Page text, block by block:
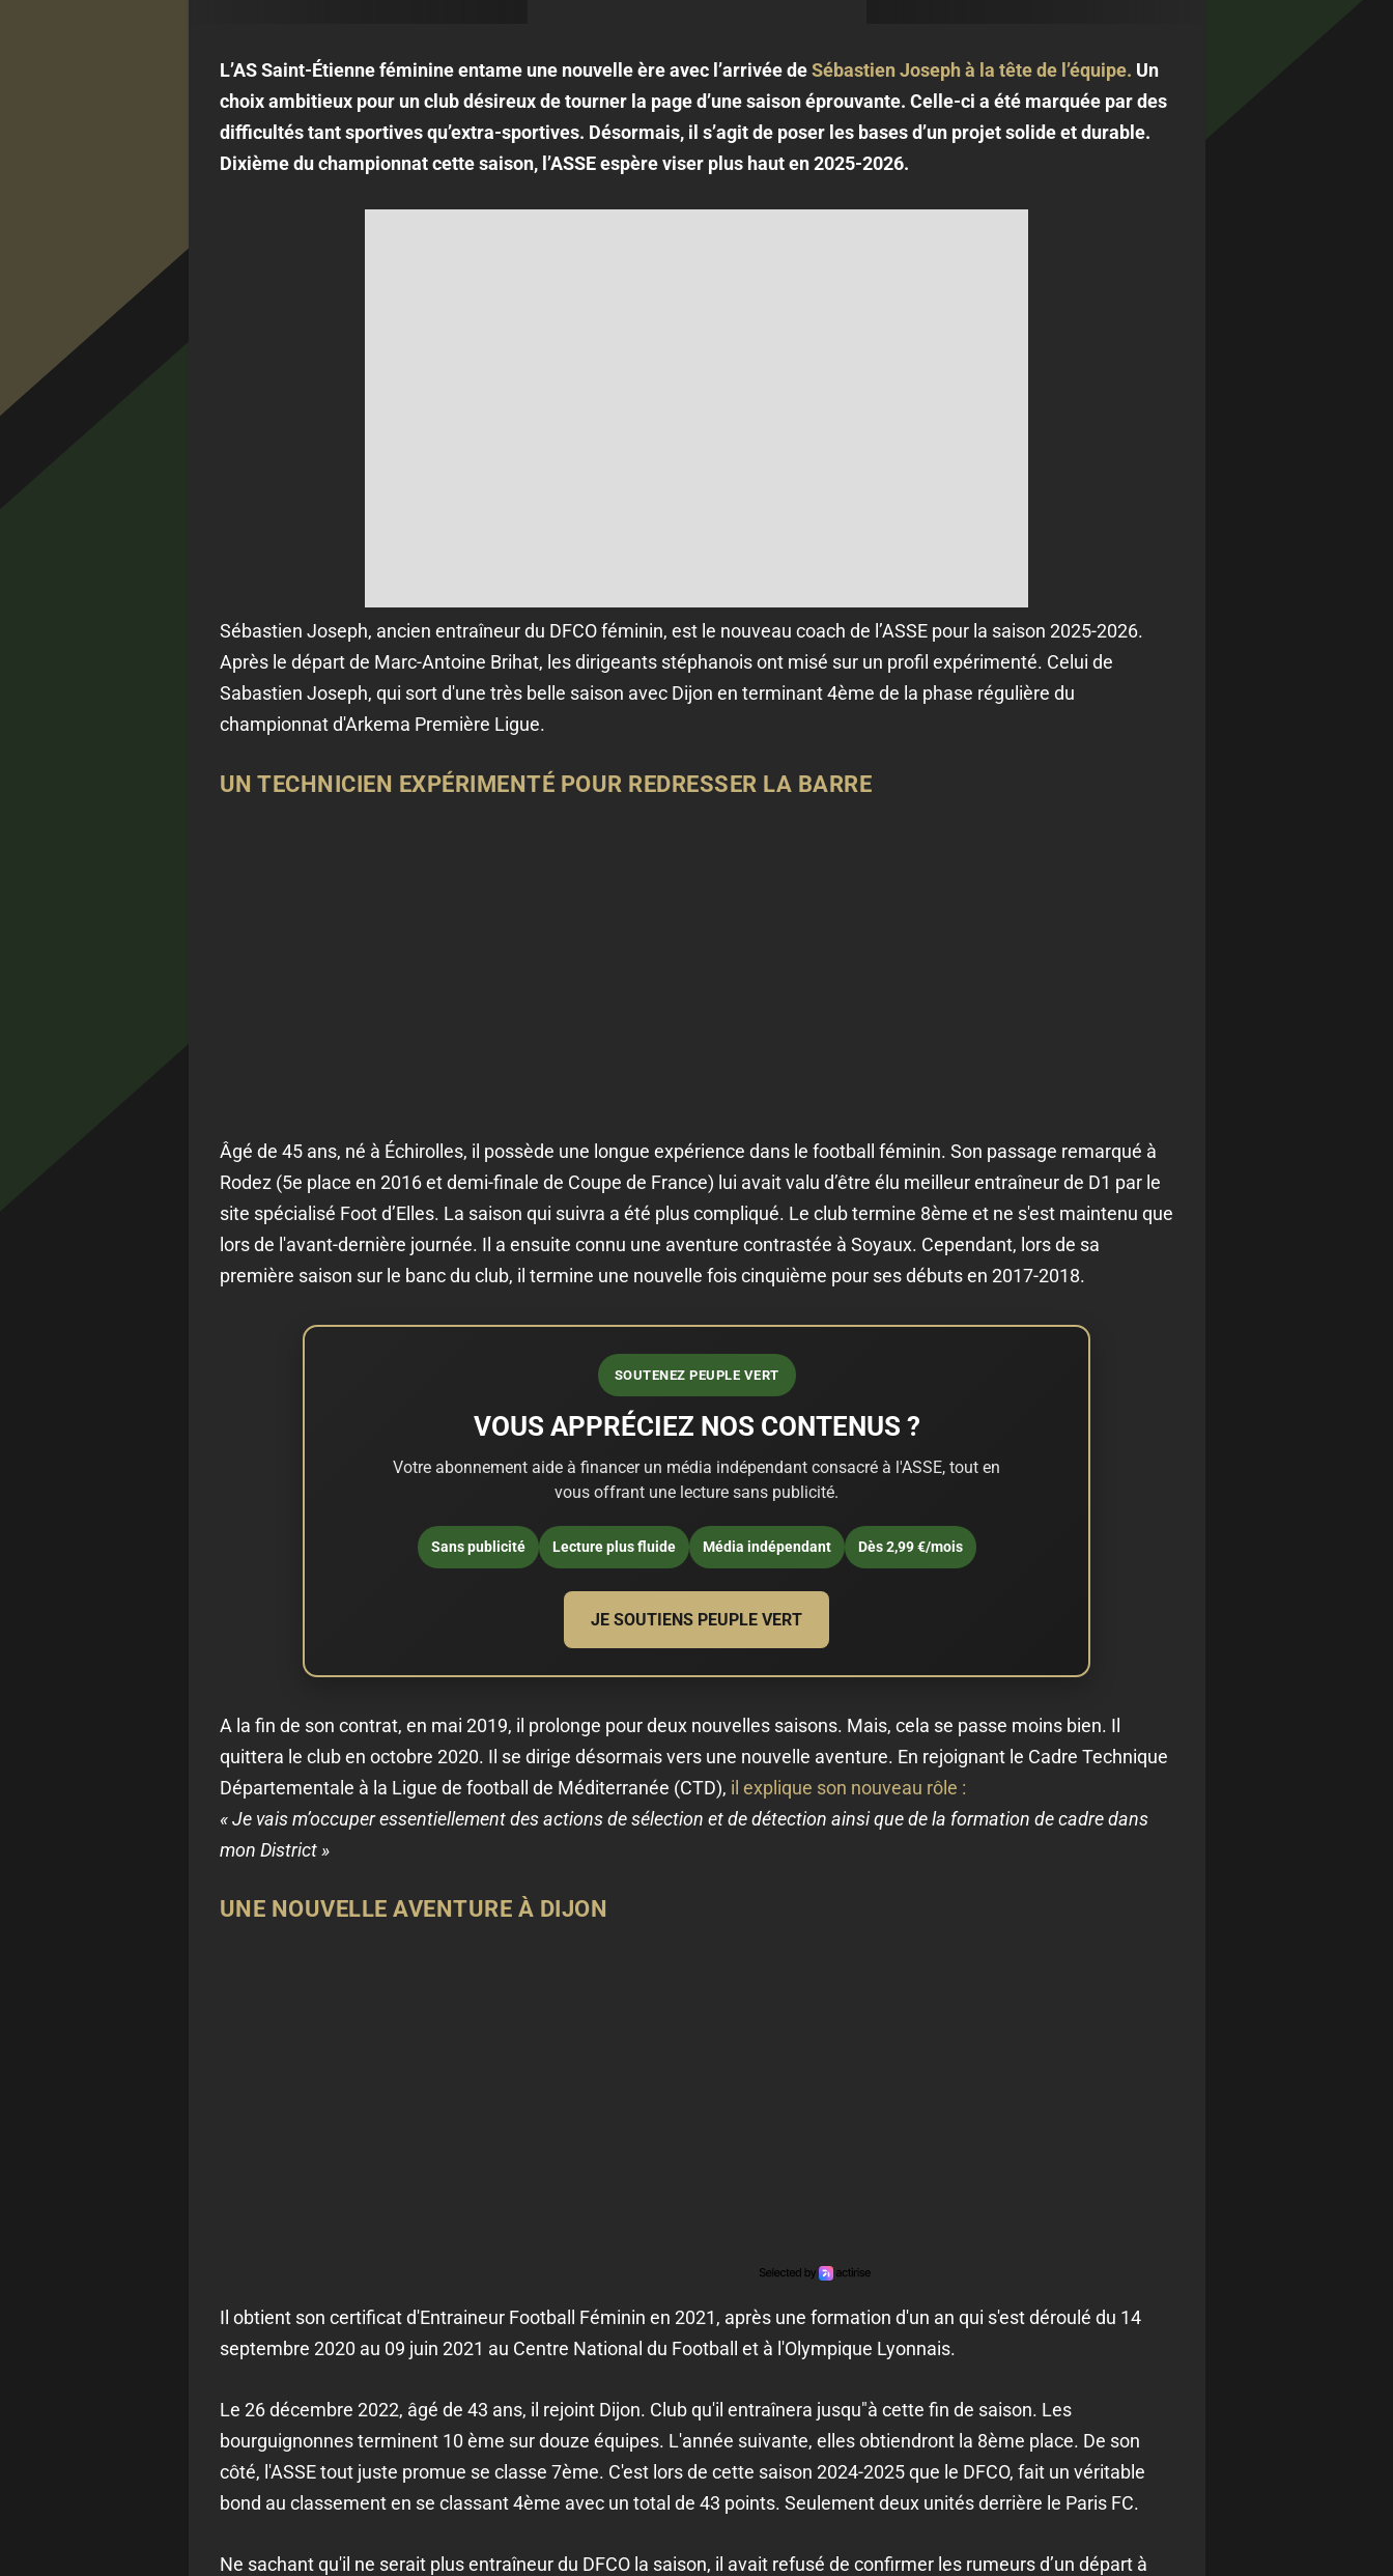
L’AS Saint-Étienne féminine entame une nouvelle ère avec l’arrivée deSébastien Joseph à la tête de l’équipe. Un
choix ambitieux pour un club désireux de tourner la page d’une saison éprouvante. Celle-ci a été marquée par des
difficultés tant sportives qu’extra-sportives. Désormais, il s’agit de poser les bases d’un projet solide et durable.
Dixième du championnat cette saison, l’ASSE espère viser plus haut en 2025-2026.
Sébastien Joseph, ancien entraîneur du DFCO féminin, est le nouveau coach de l’ASSE pour la saison 2025-2026.
Après le départ de Marc-Antoine Brihat, les dirigeants stéphanois ont misé sur un profil expérimenté. Celui de
Sabastien Joseph, qui sort d'une très belle saison avec Dijon en terminant 4ème de la phase régulière du
championnat d'Arkema Première Ligue.
UN TECHNICIEN EXPÉRIMENTÉ POUR REDRESSER LA BARRE
Âgé de 45 ans, né à Échirolles, il possède une longue expérience dans le football féminin. Son passage remarqué à
Rodez (5e place en 2016 et demi-finale de Coupe de France) lui avait valu d’être élu meilleur entraîneur de D1 par le
site spécialisé Foot d’Elles. La saison qui suivra a été plus compliqué. Le club termine 8ème et ne s'est maintenu que
lors de l'avant-dernière journée. Il a ensuite connu une aventure contrastée à Soyaux. Cependant, lors de sa
première saison sur le banc du club, il termine une nouvelle fois cinquième pour ses débuts en 2017-2018.
SOUTENEZ PEUPLE VERT
VOUS APPRÉCIEZ NOS CONTENUS ?
Votre abonnement aide à financer un média indépendant consacré à l'ASSE, tout en
vous offrant une lecture sans publicité.
Sans publicité Lecture plus fluide Média indépendant Dès 2,99 €/mois
JE SOUTIENS PEUPLE VERT
A la fin de son contrat, en mai 2019, il prolonge pour deux nouvelles saisons. Mais, cela se passe moins bien. Il
quittera le club en octobre 2020. Il se dirige désormais vers une nouvelle aventure. En rejoignant le Cadre Technique
Départementale à la Ligue de football de Méditerranée (CTD), il explique son nouveau rôle :
« Je vais m’occuper essentiellement des actions de sélection et de détection ainsi que de la formation de cadre dans
mon District »
UNE NOUVELLE AVENTURE À DIJON
Il obtient son certificat d'Entraineur Football Féminin en 2021, après une formation d'un an qui s'est déroulé du 14
septembre 2020 au 09 juin 2021 au Centre National du Football et à l'Olympique Lyonnais.
Le 26 décembre 2022, âgé de 43 ans, il rejoint Dijon. Club qu'il entraînera jusqu"à cette fin de saison. Les
bourguignonnes terminent 10 ème sur douze équipes. L'année suivante, elles obtiendront la 8ème place. De son
côté, l'ASSE tout juste promue se classe 7ème. C'est lors de cette saison 2024-2025 que le DFCO, fait un véritable
bond au classement en se classant 4ème avec un total de 43 points. Seulement deux unités derrière le Paris FC.
Ne sachant qu'il ne serait plus entraîneur du DFCO la saison, il avait refusé de confirmer les rumeurs d’un départ à